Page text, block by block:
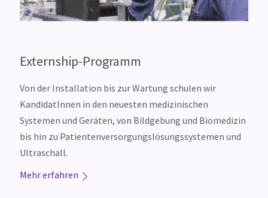
Externship-Programm
Von der Installation bis zur Wartung schulen wir
KandidatInnen in den neuesten medizinischen
Systemen und Geräten, von Bildgebung und Biomedizin
bis hin zu Patientenversorgungslösungssystemen und
Ultraschall.
Mehr erfahren